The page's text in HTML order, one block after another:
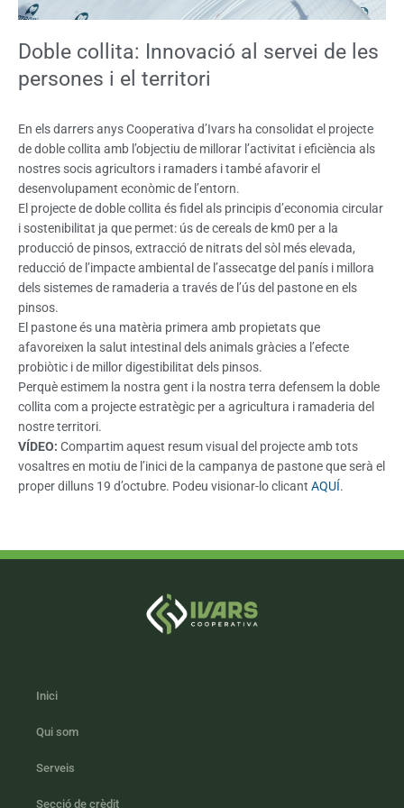
Doble collita: Innovació al servei de les
persones i el territori
En els darrers anys Cooperativa d’Ivars ha consolidat el projecte
de doble collita amb l’objectiu de millorar l’activitat i eficiència als
nostres socis agricultors i ramaders i també afavorir el
desenvolupament econòmic de l’entorn.
El projecte de doble collita és fidel als principis d’economia circular
i sostenibilitat ja que permet: ús de cereals de km0 per a la
producció de pinsos, extracció de nitrats del sòl més elevada,
reducció de l’impacte ambiental de l’assecatge del panís i millora
dels sistemes de ramaderia a través de l’ús del pastone en els
pinsos.
El pastone és una matèria primera amb propietats que
afavoreixen la salut intestinal dels animals gràcies a l’efecte
probiòtic i de millor digestibilitat dels pinsos.
Perquè estimem la nostra gent i la nostra terra defensem la doble
collita com a projecte estratègic per a agricultura i ramaderia del
nostre territori.
VÍDEO: Compartim aquest resum visual del projecte amb tots
vosaltres en motiu de l’inici de la campanya de pastone que serà el
proper dilluns 19 d’octubre. Podeu visionar-lo clicant AQUÍ.
Inici
Qui som
Serveis
Secció de crèdit